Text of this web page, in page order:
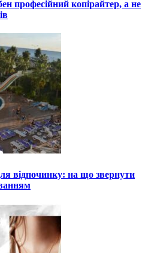
професійний копірайтер, а не
відпочинку: на що звернути